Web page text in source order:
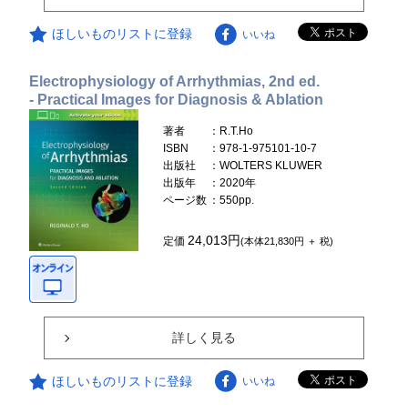
ほしいものリストに登録 いいね
Electrophysiology of Arrhythmias, 2nd ed.
- Practical Images for Diagnosis & Ablation
著者
：R.T.Ho
ISBN
：978-1-975101-10-7
出版社
：WOLTERS KLUWER
出版年
：2020年
ページ数 ：550pp.
定価24,013円(本体21,830円 ＋ 税)
詳しく見る
ほしいものリストに登録 いいね